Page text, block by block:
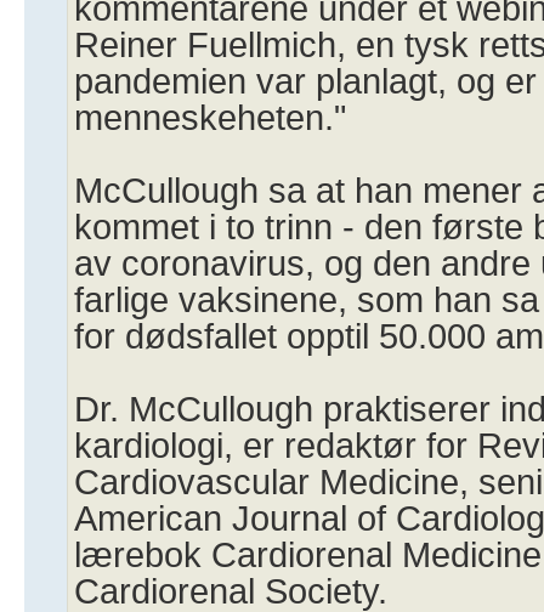
kommentarene under et
Reiner Fuellmich, en tysk
pandemien var planlagt, og
menneskeheten."
McCullough sa at han mener
kommet i to trinn - den første
av coronavirus, og den andre
farlige vaksinene, som han
for dødsfallet opptil 50.000
Dr. McCullough praktiserer
kardiologi, er redaktør for
Cardiovascular Medicine,
American Journal of
lærebok Cardiorenal
Cardiorenal Society.